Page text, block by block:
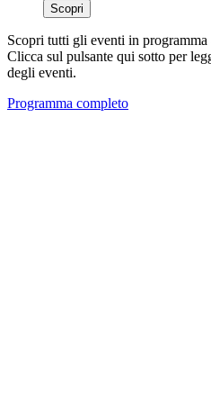
Scopri
Scopri tutti gli eventi in
Clicca sul pulsante qui sotto per
degli eventi.
Programma completo